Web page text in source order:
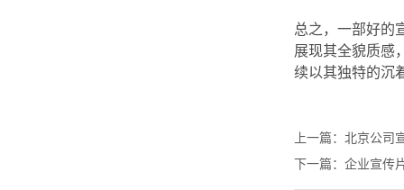
总之，一部好的
展现其全貌质感
续以其独特的沉
上一篇： 北京公司
下一篇： 企业宣传